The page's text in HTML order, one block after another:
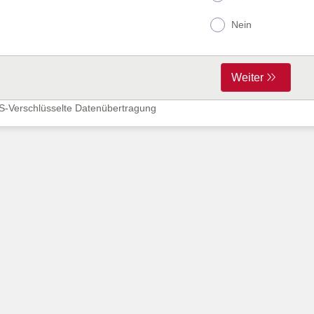
Nein
Weiter
Verschlüsselte Datenübertragung